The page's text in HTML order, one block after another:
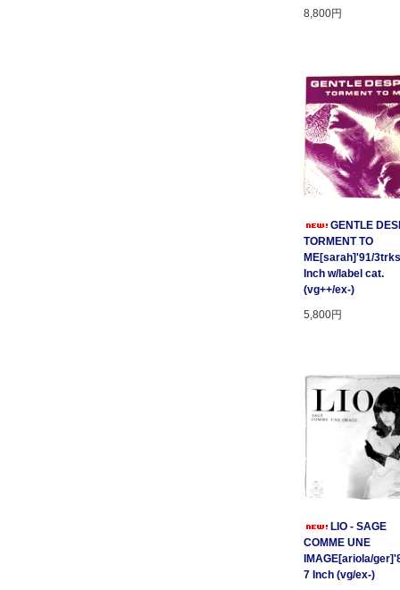
8,800円
GENTLE
TORMENT TO
ME[sarah]'91/
Inch w/label cat.
(vg++/ex-)
5,800円
LIO - SAGE
COMME UNE
IMAGE[ariola/
7 Inch (vg/ex-)